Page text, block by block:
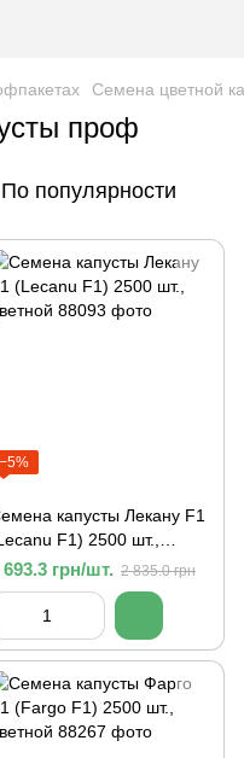
Семена цветной
проф
По популярности
−5%
капусты Лекану F1
F1) 2500 шт.,
693.3 грн/шт. 2 835.0 грн